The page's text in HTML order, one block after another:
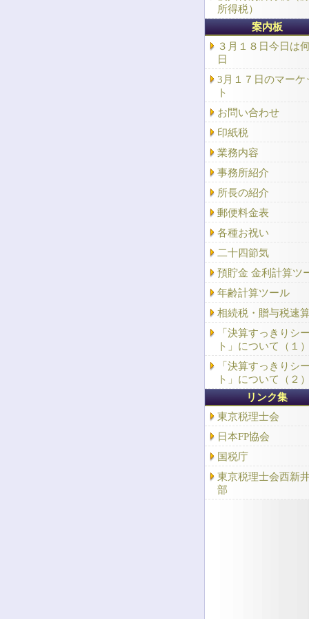
所得税）
案内板
３月１８日今日は
日
3月１７日のマーケ
ト
お問い合わせ
印紙税
業務内容
事務所紹介
所長の紹介
郵便料金表
各種お祝い
二十四節気
預貯金 金利計算ツ
年齢計算ツール
相続税・贈与税速
「決算すっきりシー
ト」について（１）
「決算すっきりシー
ト」について（２）
リンク集
東京税理士会
日本FP協会
国税庁
東京税理士会西新
部